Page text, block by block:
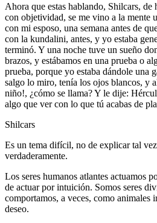
Ahora que estas hablando, Shilcars,
con objetividad, se me vino a la mente
con mi esposo, una semana antes de
con la kundalini, antes, y yo estaba
terminó. Y una noche tuve un sueño
brazos, y estábamos en una prueba o
prueba, porque yo estaba dándole una
salgo lo miro, tenía los ojos blancos, y
niño!, ¿cómo se llama? Y le dije:
algo que ver con lo que tú acabas de
Shilcars
Es un tema difícil, no de explicar tal
verdaderamente.
Los seres humanos atlantes actuamos
de actuar por intuición. Somos seres
comportamos, a veces, como animales
deseo.